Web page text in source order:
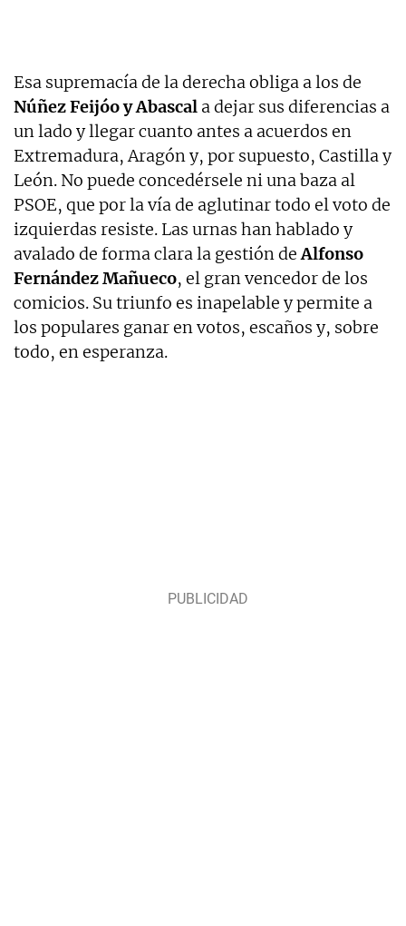
Esa supremacía de la derecha obliga a los de
Núñez Feijóo y Abascal a dejar sus diferencias a
un lado y llegar cuanto antes a acuerdos en
Extremadura, Aragón y, por supuesto, Castilla y
León. No puede concedérsele ni una baza al
PSOE, que por la vía de aglutinar todo el voto de
izquierdas resiste. Las urnas han hablado y
avalado de forma clara la gestión deAlfonso
Fernández Mañueco, el gran vencedor de los
comicios. Su triunfo es inapelable y permite a
los populares ganar en votos, escaños y, sobre
todo, en esperanza.